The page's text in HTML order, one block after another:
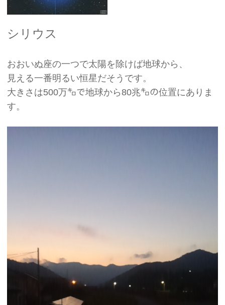
シリウス
おおいぬ座の一つで太陽を除けば地球から、
見える一番明るい恒星だそうです。
大きさは500万㌔で地球から80兆㌔の位置にありま
す。